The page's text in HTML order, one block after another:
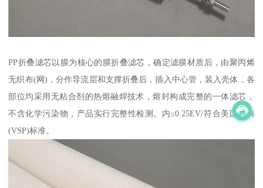
PP折叠滤芯以膜为核心的膜折叠滤芯，确定滤膜材质后，由聚丙烯
无织布(网)，分作导流层和支撑折叠后，插入中心管，装入壳体，各
部位均采用无粘合剂的热熔融焊技术，熔封构成完整的一体滤芯，
不含化学污染物，产品实行完整性检测。内≤0.25EV/符合美国药典
(VSP)标准。